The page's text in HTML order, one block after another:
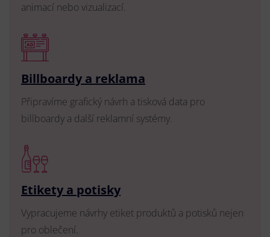
animací nebo vizualizací.
Billboardy a reklama
Připravíme grafický návrh a tisková data pro
billboardy a další reklamní systémy.
Etikety a potisky
Vypracujeme návrhy etiket produktů a potisků nejen
pro oblečení.